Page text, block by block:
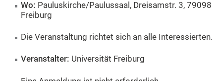
Wo: Pauluskirche/Paulussaal, Dreisamstr. 3, 79098
Freiburg
Die Veranstaltung richtet sich an alle Interessierten.
Veranstalter: Universität Freiburg